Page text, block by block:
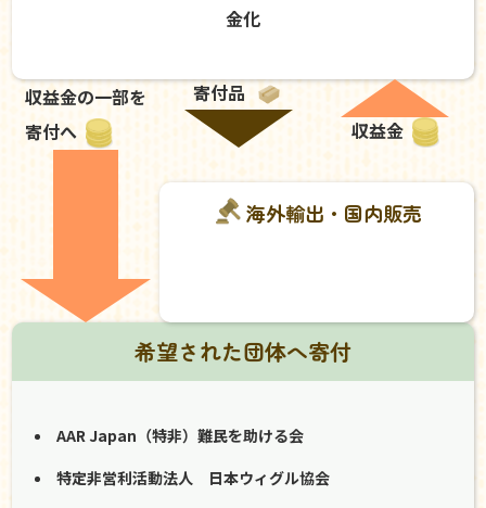
金化
収益金の一部を
寄付へ
寄付品
収益金
海外輸出・国内販売
希望された団体へ寄付
AAR Japan（特非）難民を助ける会
特定非営利活動法人 日本ウィグル協会